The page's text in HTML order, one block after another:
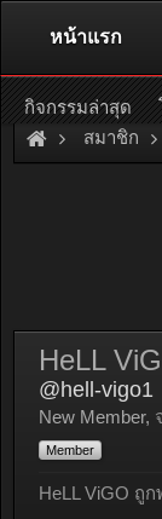
ติดต่อลงโฆษณา
หรื
สมาชิก
HeLL
@hell-vigo1
New Member,
Member
HeLL ViGO ถู
หน้าแรก
กิจกรรมล่าสุด